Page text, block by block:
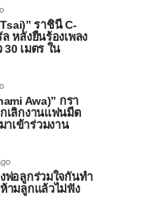
ราชินี C-
หลังยืนร้องเพลง
เมตร ใน
Awa)” กรา
เลิกงานแฟนมีต
เข้าร่วมงาน
พ่อลูกร่วมใจกันทำ
ามลูกแล้วไม่ฟัง